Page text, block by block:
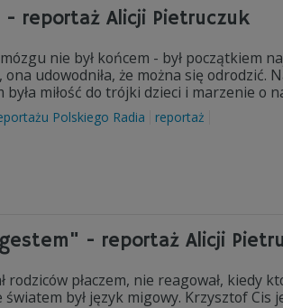
reportaż Alicji Pietruczuk
nie był końcem - był początkiem
udowodniła, że można się odrodzić.
miłość do trójki dzieci i marzenie o
Polskiego Radia reportaż
- reportaż Alicji
rodziców płaczem, nie reagował, kiedy
był język migowy. Krzysztof Cis